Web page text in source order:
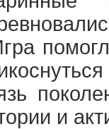
и